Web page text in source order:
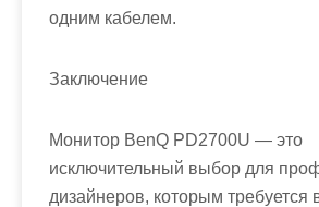
одним кабелем.
Заключение
Монитор BenQ PD2700U — это
исключительный выбор для
дизайнеров, которым требуется